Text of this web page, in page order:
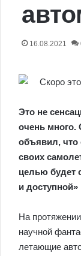
16.08.2021
Это не
очень много.
объявил, что
своих
целью будет
и
На
научной
летающие